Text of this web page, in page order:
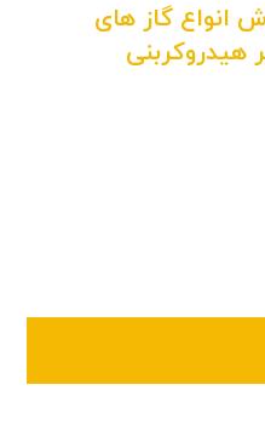
انواع گاز های
هیدروکربنی